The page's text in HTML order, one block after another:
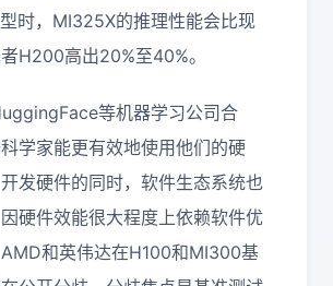
时，MI325X的推理性能会比现
H200高出20%至40%。
等机器学习公司合
学家能更有效地使用他们的硬
发硬件的同时，软件生态系统也
硬件效能很大程度上依赖软件优
和英伟达在H100和MI300基